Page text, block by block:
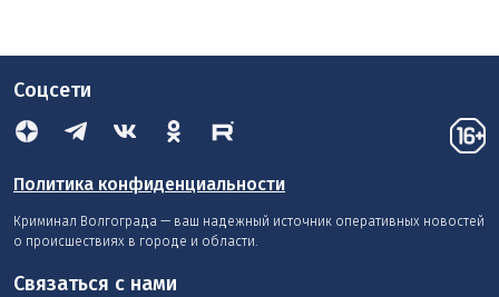
Соцсети
Политика конфиденциальности
Криминал Волгограда — ваш надежный источник оперативных новостей
о происшествиях в городе и области.
Связаться с нами